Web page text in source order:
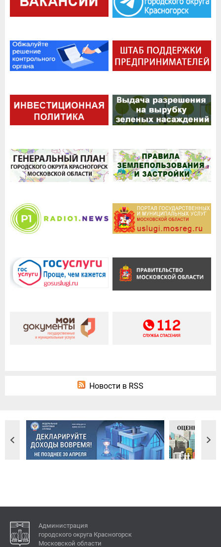
Новости в RSS
Администрация
городского округа Красногорск
Московской области